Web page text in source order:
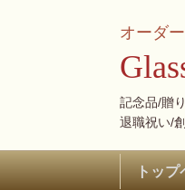
オーダ
記念品/贈
退職祝い/
トッ